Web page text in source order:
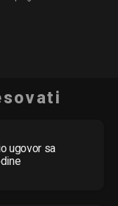
ugovor sa